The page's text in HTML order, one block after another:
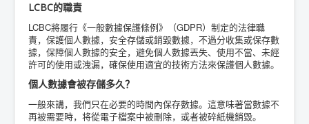
LCBC的職責
LCBC將履行《一般數據保護條例》（GDPR）制定的法律職
責，保護個人數據，安全存儲或銷毀數據，不過分收集或保存數
據，保障個人數據的安全，避免個人數據丟失、使用不當、未經
許可的使用或洩漏，確保使用適宜的技術方法來保護個人數據。
個人數據會被存儲多久？
一般來講，我們只在必要的時間內保存數據。這意味著當數據不
再被需要時，将從電子檔案中被刪除，或者被碎紙機銷毀。